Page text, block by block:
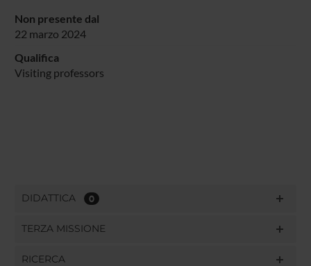
Non presente dal
22 marzo 2024
Qualifica
Visiting professors
DIDATTICA 0
TERZA MISSIONE
RICERCA